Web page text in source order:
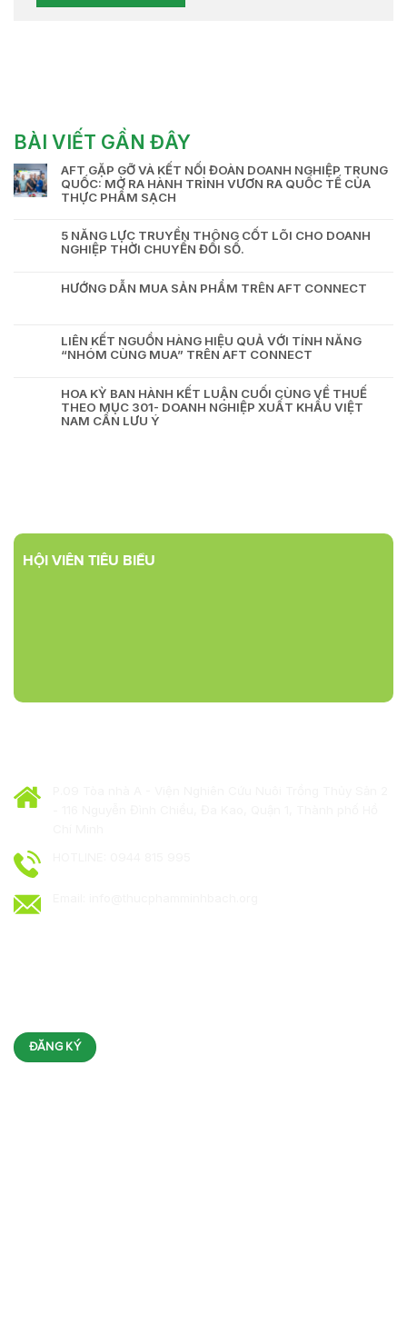
BÀI VIẾT GẦN ĐÂY
AFT GẶP GỠ VÀ KẾT NỐI ĐOÀN DOANH NGHIỆP TRUNG
QUỐC: MỞ RA HÀNH TRÌNH VƯƠN RA QUỐC TẾ CỦA
THỰC PHẨM SẠCH
5 NĂNG LỰC TRUYỀN THÔNG CỐT LÕI CHO DOANH
NGHIỆP THỜI CHUYỂN ĐỔI SỐ.
HƯỚNG DẪN MUA SẢN PHẨM TRÊN AFT CONNECT
LIÊN KẾT NGUỒN HÀNG HIỆU QUẢ VỚI TÍNH NĂNG
“NHÓM CÙNG MUA” TRÊN AFT CONNECT
HOA KỲ BAN HÀNH KẾT LUẬN CUỐI CÙNG VỀ THUẾ
THEO MỤC 301- DOANH NGHIỆP XUẤT KHẨU VIỆT
NAM CẦN LƯU Ý
HỘI VIÊN TIÊU BIỂU